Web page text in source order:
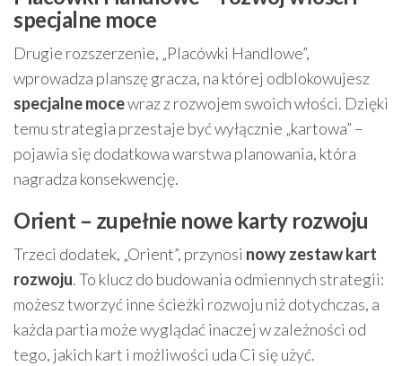
specjalne moce
Drugie rozszerzenie, „Placówki Handlowe”,
wprowadza planszę gracza, na której odblokowujesz
specjalne mocewraz z rozwojem swoich włości. Dzięki
temu strategia przestaje być wyłącznie „kartowa” –
pojawia się dodatkowa warstwa planowania, która
nagradza konsekwencję.
Orient – zupełnie nowe karty rozwoju
Trzeci dodatek, „Orient”, przynosi nowy zestaw kart
rozwoju. To klucz do budowania odmiennych strategii:
możesz tworzyć inne ścieżki rozwoju niż dotychczas, a
każda partia może wyglądać inaczej w zależności od
tego, jakich kart i możliwości uda Ci się użyć.